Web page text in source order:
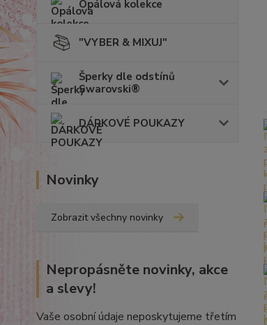
Opálová kolekce
"VYBER & MIXUJ"
Šperky dle odstínů
Swarovski®
DÁRKOVÉ POUKAZY
Novinky
Zobrazit všechny novinky
Nepropásněte novinky, akce
a slevy!
Vaše osobní údaje neposkytujeme třetím